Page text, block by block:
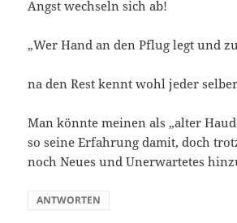
Angst wechseln sich ab!
„Wer Hand an den Pflug legt und
na den Rest kennt wohl jeder
Man könnte meinen als „alter
so seine Erfahrung damit, doch
noch Neues und Unerwartetes
ANTWORTEN